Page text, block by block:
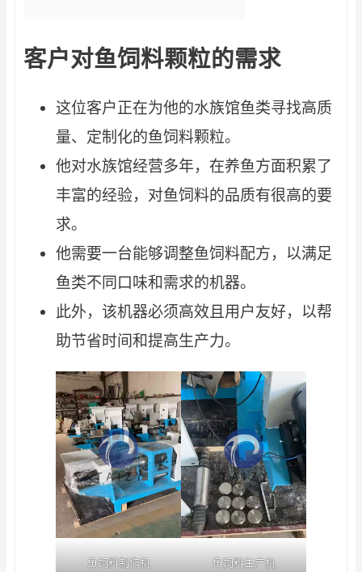
客户对鱼饲料颗粒的需求
这位客户正在为他的水族馆鱼类寻找高质
量、定制化的鱼饲料颗粒。
他对水族馆经营多年，在养鱼方面积累了
丰富的经验，对鱼饲料的品质有很高的要
求。
他需要一台能够调整鱼饲料配方，以满足
鱼类不同口味和需求的机器。
此外，该机器必须高效且用户友好，以帮
助节省时间和提高生产力。
鱼饲料制作机 鱼饲料生产机